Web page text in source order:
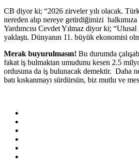
CB diyor ki; “2026 zirveler yılı olacak.
nereden alıp nereye getirdiğimizi halkımıza
Yardımcısı Cevdet Yılmaz diyor ki;
yaklaştı. Dünyanın 11. büyük ekonomisi
Merak buyurulmasın! Bu durumda
fakat iş bulmaktan umudunu kesen 2.5
ordusuna da iş bulunacak demektir. Daha
batı kıskanmayı sürdürsün, biz mutlu ve